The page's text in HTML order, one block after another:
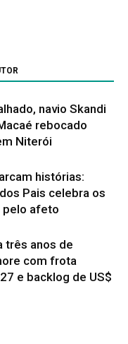
navio Skandi
rebocado
Niterói
histórias:
Pais celebra os
pelo afeto
três anos de
com frota
e backlog de US$